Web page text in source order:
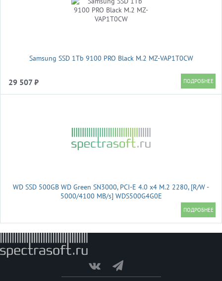
Samsung SSD 1Tb 9100 PRO Black M.2 MZ-VAP1T0CW
29 507 ₽
WD SSD 500GB WD Green SN3000, PCI-E 4.0 x4 M.2 2280, [R/W -
5000/4100 MB/s] WDS500G4G0E